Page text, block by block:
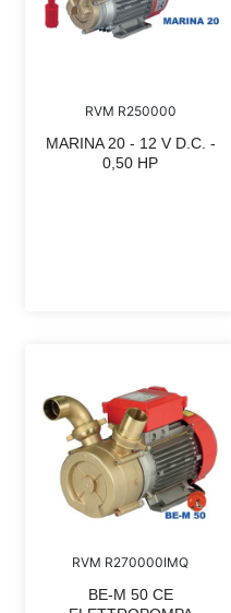
RVM R250000
MARINA 20 - 12 V D.C. -
0,50 HP
RVM R270000IMQ
BE-M 50 CE